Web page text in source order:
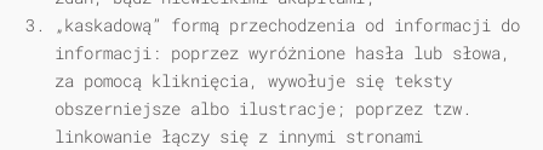
„kaskadową” formą przechodzenia od informacji do
informacji: poprzez wyróżnione hasła lub słowa,
za pomocą kliknięcia, wywołuje się teksty
obszerniejsze albo ilustracje; poprzez tzw.
linkowanie łączy się z innymi stronami